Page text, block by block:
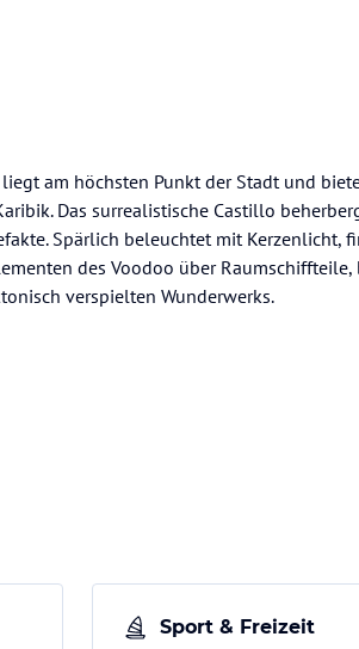
am höchsten Punkt der Stadt und
Das surrealistische Castillo
Spärlich beleuchtet mit Kerzenlicht,
des Voodoo über Raumschiffteile,
verspielten Wunderwerks.
Sport & Freizeit